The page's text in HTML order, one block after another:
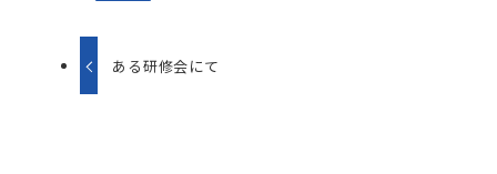
ある研修会にて